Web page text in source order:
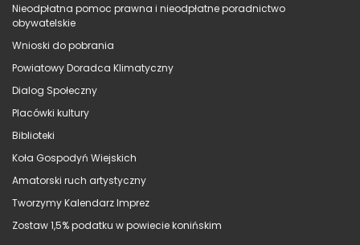
Nieodpłatna pomoc prawna i nieodpłatne poradnictwo
obywatelskie
Wnioski do pobrania
Powiatowy Doradca Klimatyczny
Dialog Społeczny
Placówki kultury
Biblioteki
Koła Gospodyń Wiejskich
Amatorski ruch artystyczny
Tworzymy Kalendarz Imprez
Zostaw 1,5% podatku w powiecie konińskim